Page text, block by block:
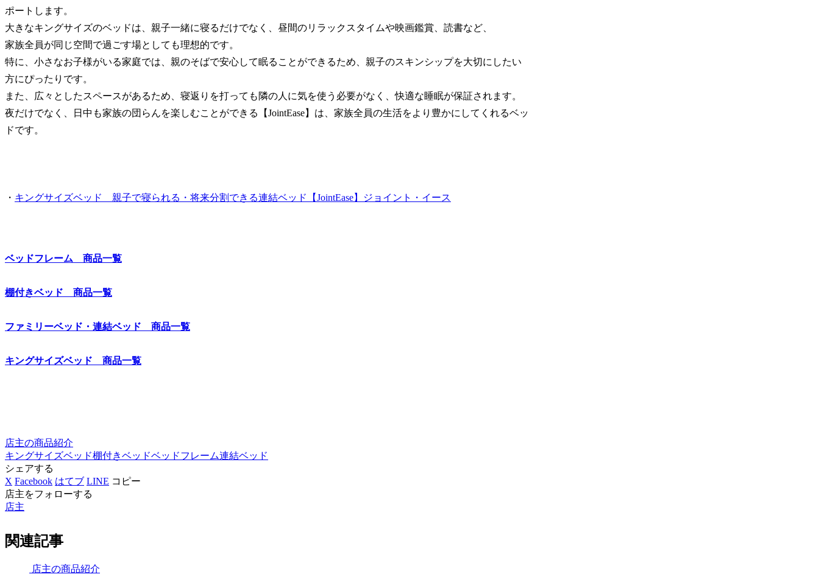
ポートします。
大きなキングサイズのベッドは、親子一緒に寝るだけでなく、昼間のリラックスタイムや映画鑑賞、読書など、
家族全員が同じ空間で過ごす場としても理想的です。
特に、小さなお子様がいる家庭では、親のそばで安心して眠ることができるため、親子のスキンシップを大切にしたい
方にぴったりです。
また、広々としたスペースがあるため、寝返りを打っても隣の人に気を使う必要がなく、快適な睡眠が保証されます。
夜だけでなく、日中も家族の団らんを楽しむことができる【JointEase】は、家族全員の生活をより豊かにしてくれるベッ
ドです。
・ キングサイズベッド 親子で寝られる・将来分割できる連結ベッド【JointEase】ジョイント・イース
ベッドフレーム 商品一覧
棚付きベッド 商品一覧
ファミリーベッド・連結ベッド 商品一覧
キングサイズベッド 商品一覧
店主の商品紹介
キングサイズベッド棚付きベッドベッドフレーム連結ベッド
シェアする
X Facebook はてブ LINE コピー
店主をフォローする
店主
関連記事
店主の商品紹介